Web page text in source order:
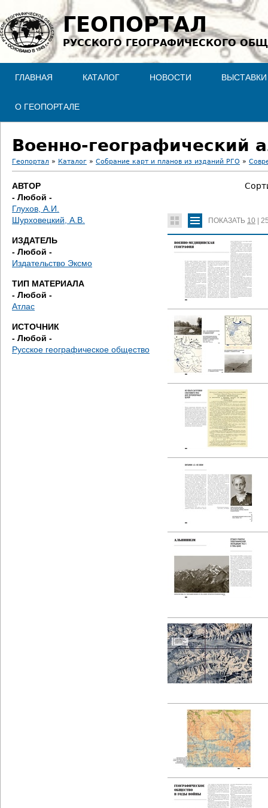
Jump to navigation
ГЕОПОРТАЛ
РУССКОГО ГЕОГРАФИЧЕСКОГО
ГЛАВНАЯ КАТАЛОГ НОВОСТИ ВЫСТАВКИ
О ГЕОПОРТАЛЕ
Военно-географический
В
ы
з
д
с
ь
Геопортал » Каталог » Собрание карт и планов из изданий РГО »
АВТОР
- Любой -
Глухов, А.И.
Шурховецкий, А.В.
ИЗДАТЕЛЬ
- Любой -
Издательство Эксмо
ТИП МАТЕРИАЛА
- Любой -
Атлас
ИСТОЧНИК
- Любой -
Русское географическое общество
ПОКАЗАТЬ 10